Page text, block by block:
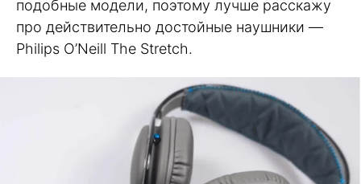
подобные модели, поэтому лучше расскажу
про действительно достойные наушники —
Philips O’Neill The Stretch.